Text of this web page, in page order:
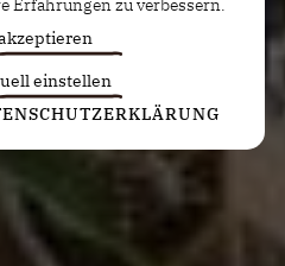
Erfahrungen zu verbessern.
einstellen
anonyme Statistiken. Diese
zu verstehen, wie wir
optimieren können.